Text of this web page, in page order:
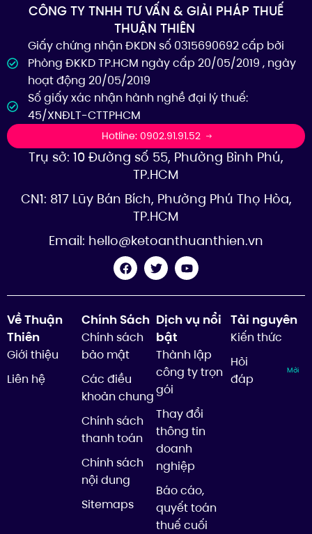
CÔNG TY TNHH TƯ VẤN & GIẢI PHÁP THUẾ
THUẬN THIÊN
Giấy chứng nhận ĐKDN số 0315690692 cấp bởi
Phòng ĐKKD TP.HCM ngày cấp 20/05/2019 , ngày
hoạt động 20/05/2019
Số giấy xác nhận hành nghề đại lý thuế:
45/XNĐLT-CTTPHCM
Hotline: 0902.91.91.52
Trụ sở: 10 Đường số 55, Phường Bình Phú,
TP.HCM
CN1: 817 Lũy Bán Bích, Phường Phú Thọ Hòa,
TP.HCM
Email: hello@ketoanthuanthien.vn
Về Thuận
Thiên
Giới thiệu
Liên hệ
Chính Sách
Chính sách
bảo mật
Các điều
khoản chung
Chính sách
thanh toán
Chính sách
nội dung
Sitemaps
Dịch vụ nổi
bật
Thành lập
công ty trọn
gói
Thay đổi
thông tin
doanh
nghiệp
Báo cáo,
quyết toán
thuế cuối
Tài nguyên
Kiến thức
Hỏi
đáp
Mới